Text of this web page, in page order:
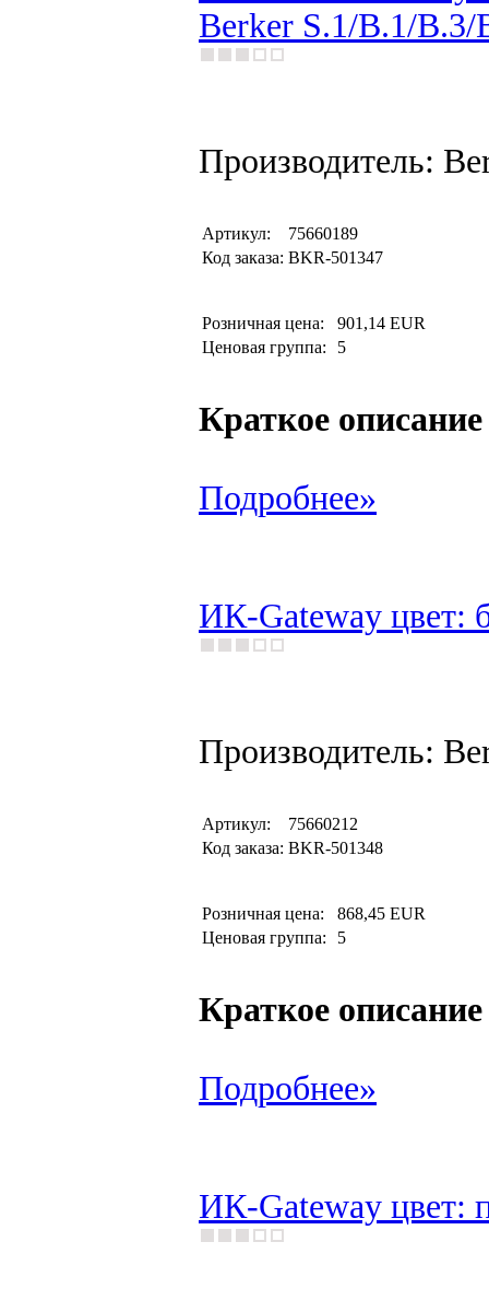
Berker S.1/B.1/B.3/
Производитель:
Артикул:
75660189
Код заказа: BKR-501347
Розничная цена:
901,14 EUR
Ценовая группа:
5
Краткое описание
Подробнее»
ИК-Gateway цвет:
Производитель:
Артикул:
75660212
Код заказа: BKR-501348
Розничная цена:
868,45 EUR
Ценовая группа:
5
Краткое описание
Подробнее»
ИК-Gateway цвет: